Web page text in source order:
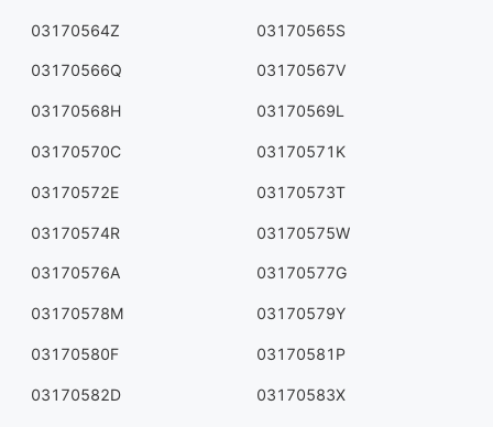
03170564Z 03170565S
03170566Q 03170567V
03170568H 03170569L
03170570C 03170571K
03170572E 03170573T
03170574R 03170575W
03170576A 03170577G
03170578M 03170579Y
03170580F 03170581P
03170582D 03170583X